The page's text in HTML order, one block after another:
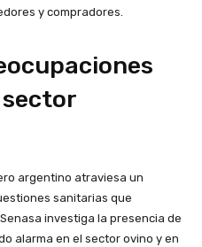
y compradores.
argentino atraviesa un
sanitarias que
investiga la presencia de
alarma en el sector ovino y en